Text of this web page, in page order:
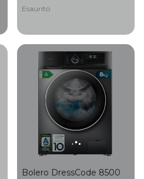
OnSmart, Fuzzy Logic,
Smooth Wash,
Antibatterico Pulire la
gomma e il tamburo
Esaurito
Bolero DressCode 8500